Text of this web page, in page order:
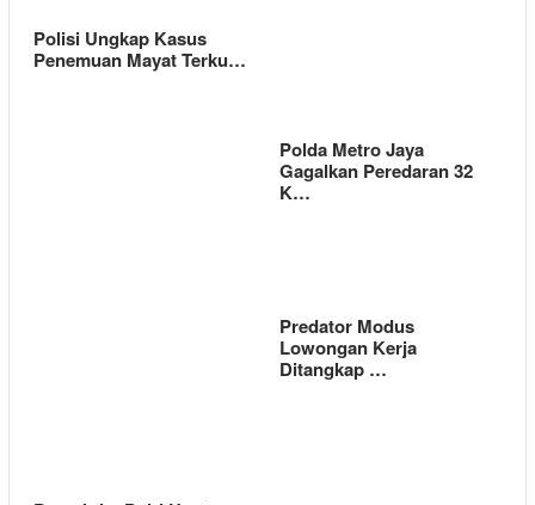
Polisi Ungkap Kasus
Penemuan Mayat Terku…
Polda Metro Jaya
Gagalkan Peredaran 32
K…
Predator Modus
Lowongan Kerja
Ditangkap …